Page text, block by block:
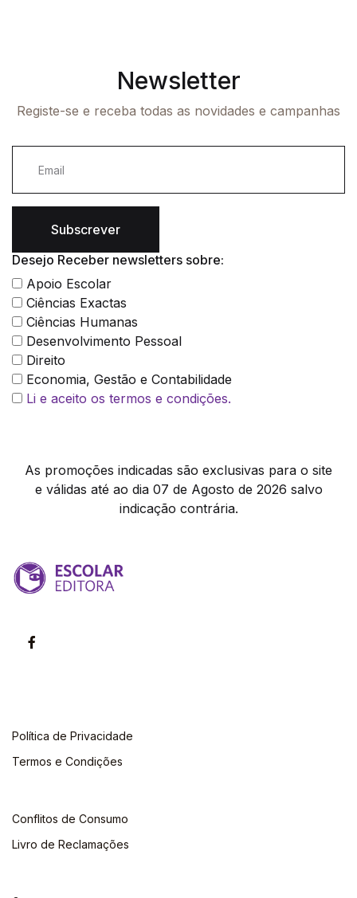
Newsletter
Registe-se e receba todas as novidades e campanhas
Subscrever
Desejo Receber newsletters sobre:
Apoio Escolar
Ciências Exactas
Ciências Humanas
Desenvolvimento Pessoal
Direito
Economia, Gestão e Contabilidade
Li e aceito os termos e condições.
As promoções indicadas são exclusivas para o site
e válidas até ao dia 07 de Agosto de 2026 salvo
indicação contrária.
Política de Privacidade
Termos e Condições
Conflitos de Consumo
Livro de Reclamações